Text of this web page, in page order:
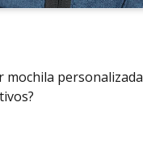
mochila